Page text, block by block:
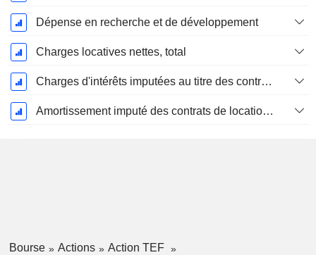
Dépense en recherche et de développement
Charges locatives nettes, total
Charges d'intérêts imputées au titre des contrats de location
Amortissement imputé des contrats de location simple
Bourse Actions
Action TEF